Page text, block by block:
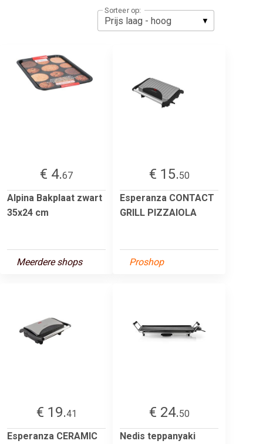
Sorteer op:
€ 4.67
Alpina Bakplaat zwart
35x24 cm
Meerdere shops
€ 15.50
Esperanza CONTACT
GRILL PIZZAIOLA
Proshop
€ 19.41
Esperanza CERAMIC
€ 24.50
Nedis teppanyaki